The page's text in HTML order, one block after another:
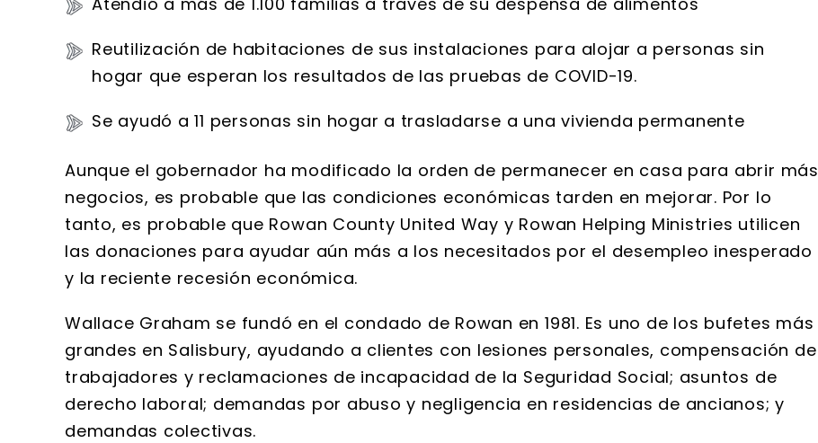
Reutilización de habitaciones de sus instalaciones para alojar a personas sin
hogar que esperan los resultados de las pruebas de COVID-19.
Se ayudó a 11 personas sin hogar a trasladarse a una vivienda permanente
Aunque el gobernador ha modificado la orden de permanecer en casa para abrir más
negocios, es probable que las condiciones económicas tarden en mejorar. Por lo
tanto, es probable que Rowan County United Way y Rowan Helping Ministries utilicen
las donaciones para ayudar aún más a los necesitados por el desempleo inesperado
y la reciente recesión económica.
Wallace Graham se fundó en el condado de Rowan en 1981. Es uno de los bufetes más
grandes en Salisbury, ayudando a clientes con lesiones personales, compensación de
trabajadores y reclamaciones de incapacidad de la Seguridad Social; asuntos de
derecho laboral; demandas por abuso y negligencia en residencias de ancianos; y
demandas colectivas.